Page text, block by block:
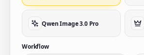
Qwen Image 3.0 Pro
Workflow